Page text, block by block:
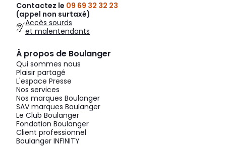
Contactez le 09 69 32 32 23
(appel non surtaxé)
Accès sourds
et malentendants
À propos de Boulanger
Qui sommes nous
Plaisir partagé
L'espace Presse
Nos services
Nos marques Boulanger
SAV marques Boulanger
Le Club Boulanger
Fondation Boulanger
Client professionnel
Boulanger INFINITY